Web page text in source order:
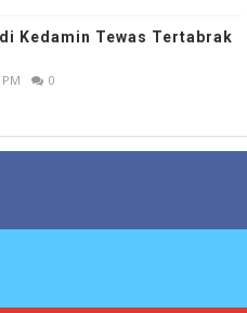
Kedamin Tewas Tertabrak
0